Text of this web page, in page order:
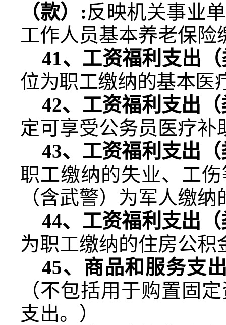
（款） :反映机关事业
工作人员基本养老保
41、 工资福利支出
位为职工缴纳的基本医
42、工资福利支出
定可享受公务员医疗
43、工资福利支出
职工缴纳的失业、工
（含武警）为军人缴
44、工资福利支出
为职工缴纳的住房公积
45、商品和服务支
（不包括用于购置固
支出。）